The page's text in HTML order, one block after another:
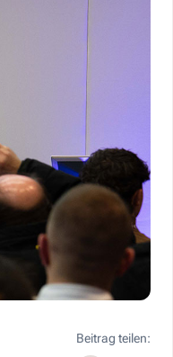
Beitrag teilen: